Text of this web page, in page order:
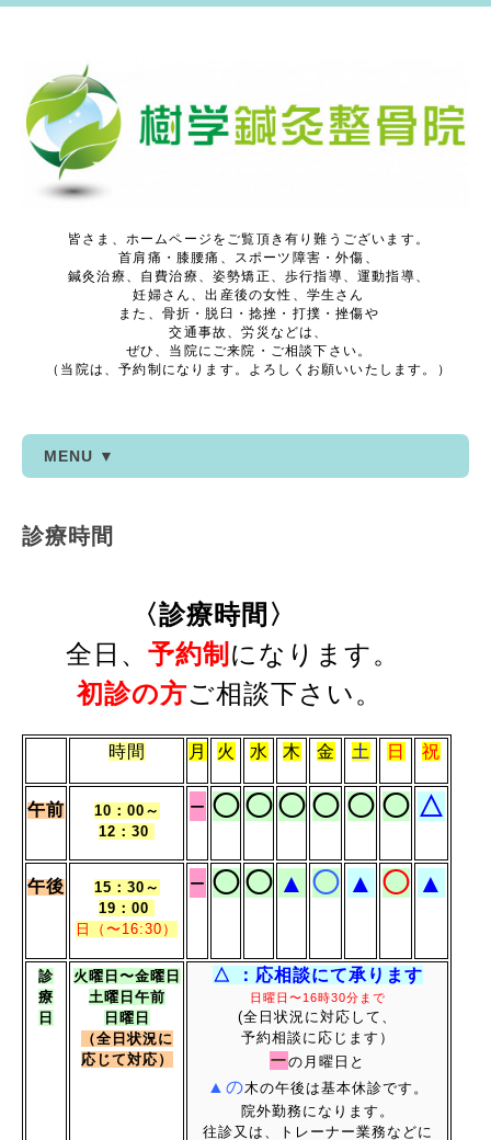
皆さま、ホームページをご覧頂き有り難うございます。
首肩痛・膝腰痛、スポーツ障害・外傷、
鍼灸治療、自費治療、姿勢矯正、歩行指導、運動指導、
妊婦さん、出産後の女性、学生さん
また、骨折・脱臼・捻挫・打撲・挫傷や
交通事故、労災などは、
ぜひ、当院にご来院・ご相談下さい。
（当院は、予約制になります。よろしくお願いいたします。）
MENU ▼
診療時間
〈診療時間〉
全日、 予約制 になります。
初診の方ご相談下さい。
時間 月 火 水 木 金 土 日 祝
午前
10：00～
12：30
− ◯ ◯ ◯ ◯ ◯ ◯ △
午後
15：30～
19：00
日（〜16:30）
− ◯ ◯ ▲ ◯ ▲ ◯ ▲
診
療
日
火曜日〜金曜日
土曜日午前
日曜日
（全日状況に
応じて対応）
△ ：応相談にて承ります
日曜日〜16時30分まで
(全日状況に対応して、
予約相談に応じます）
ーの月曜日と
▲の木の午後は基本休診です。
院外勤務になります。
往診又は、トレーナー業務などに